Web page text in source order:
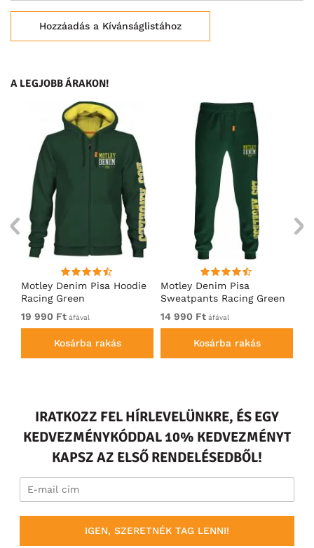
Hozzáadás a Kívánságlistához
A LEGJOBB ÁRAKON!
Motley Denim Pisa Hoodie
Racing Green
19 990 Ft áfával
Kosárba rakás
Motley Denim Pisa
Sweatpants Racing Green
14 990 Ft áfával
Kosárba rakás
IRATKOZZ FEL HÍRLEVELÜNKRE, ÉS EGY
KEDVEZMÉNYKÓDDAL 10% KEDVEZMÉNYT
KAPSZ AZ ELSŐ RENDELÉSEDBŐL!
IGEN, SZERETNÉK TAG LENNI!